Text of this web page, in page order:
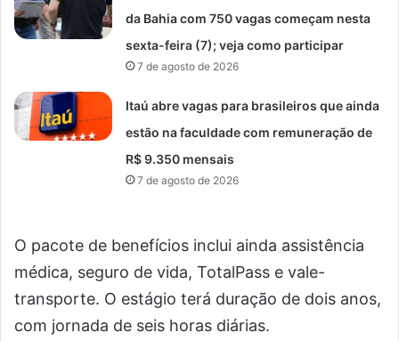
da Bahia com 750 vagas começam nesta
sexta-feira (7); veja como participar
7 de agosto de 2026
Itaú abre vagas para brasileiros que ainda
estão na faculdade com remuneração de
R$ 9.350 mensais
7 de agosto de 2026
O pacote de benefícios inclui ainda assistência
médica, seguro de vida, TotalPass e vale-
transporte. O estágio terá duração de dois anos,
com jornada de seis horas diárias.